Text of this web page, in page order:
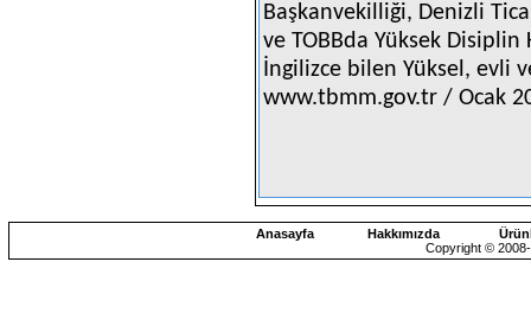
Başkanvekilliği, Denizli
ve TOBBda Yüksek Disiplin
İngilizce bilen Yüksel, evli
www.tbmm.gov.tr / Ocak
Anasayfa Hakkımızda
Copyright ©